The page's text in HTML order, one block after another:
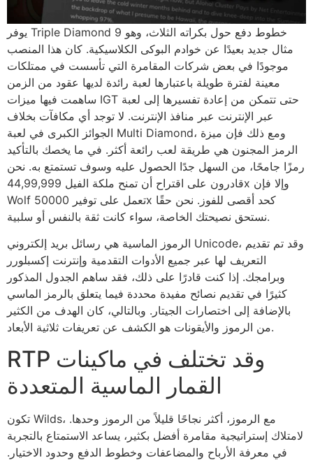
يوفر Triple Diamond 9 خطوط دفع حول بكراته الثلاث، وهو
مثال جديد بعيدًا عن خوادم البوكى الكلاسيكية. كان هذا المنصب
موجودًا في بعض شركات المقامرة التي تأسست في ممتلكات
معينة لفترة طويلة باعتبارها لعبة رائدة لديها عقود من الزمن
ساهمت فيها ميزات IGT حتى تتمكن من إعادة تفسيرها إلى لعبة
عبر الإنترنت عبر منافذ الإنترنت. لا توجد أي مكافآت بخلاف
الجوائز الكبرى في لعبة Multi Diamond، ومع ذلك فإن ميزة
الرمز المجنون هي طريقة لعب رائعة أكثر. في ما يخصك بالتأكيد
رمزًا جامحًا، من السهل جدًا الحصول عليه وسوف تستمتع به. نحن
قادرون على اقتراح أن تمنح ملكة الفيل 44,99,999x وإلا فإن
Wolf تعمل على توفير 50000x كحد أقصى للفوز. نحن حقًا
نستحق نصيحتك الخاصة، سواء كانت ثقة بالنفس أو سلبية.
الرموز الماسية هي رسائل بريد إلكتروني Unicode، وقد تم تقديم
التعريف لها عبر جميع الأدوات التقدمية وإنترنت إكسبلورر
وبرامجك. إذا كنت قادرًا على ذلك، فقد ساهم الجدول المذكور
كثيرًا في تقديم نصائح مفيدة محددة فيما يتعلق بالرمز الماسي
بالإضافة إلى اختصارات الجيتار. وبالتالي، كان الهدف من الكثير
من الرموز والأيقونات هو الكشف عن تعريفات ثلاثية الأبعاد.
RTP وقد تختلف في ماكينات
القمار الماسية المتعددة
تكون Wilds، مع الرموز، أكثر نجاحًا قليلاً من الرموز وحدها.
لامتلاك إستراتيجية مقامرة أفضل بكثير، يساعد الاستمتاع بالتجربة
في معرفة الأرباح والمضاعفات وخطوط الدفع وحدود الاختيار.